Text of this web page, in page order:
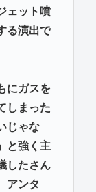
ェット噴
る演出で
にガスを
しまった
じゃな
と強く主
したさん
アンタ